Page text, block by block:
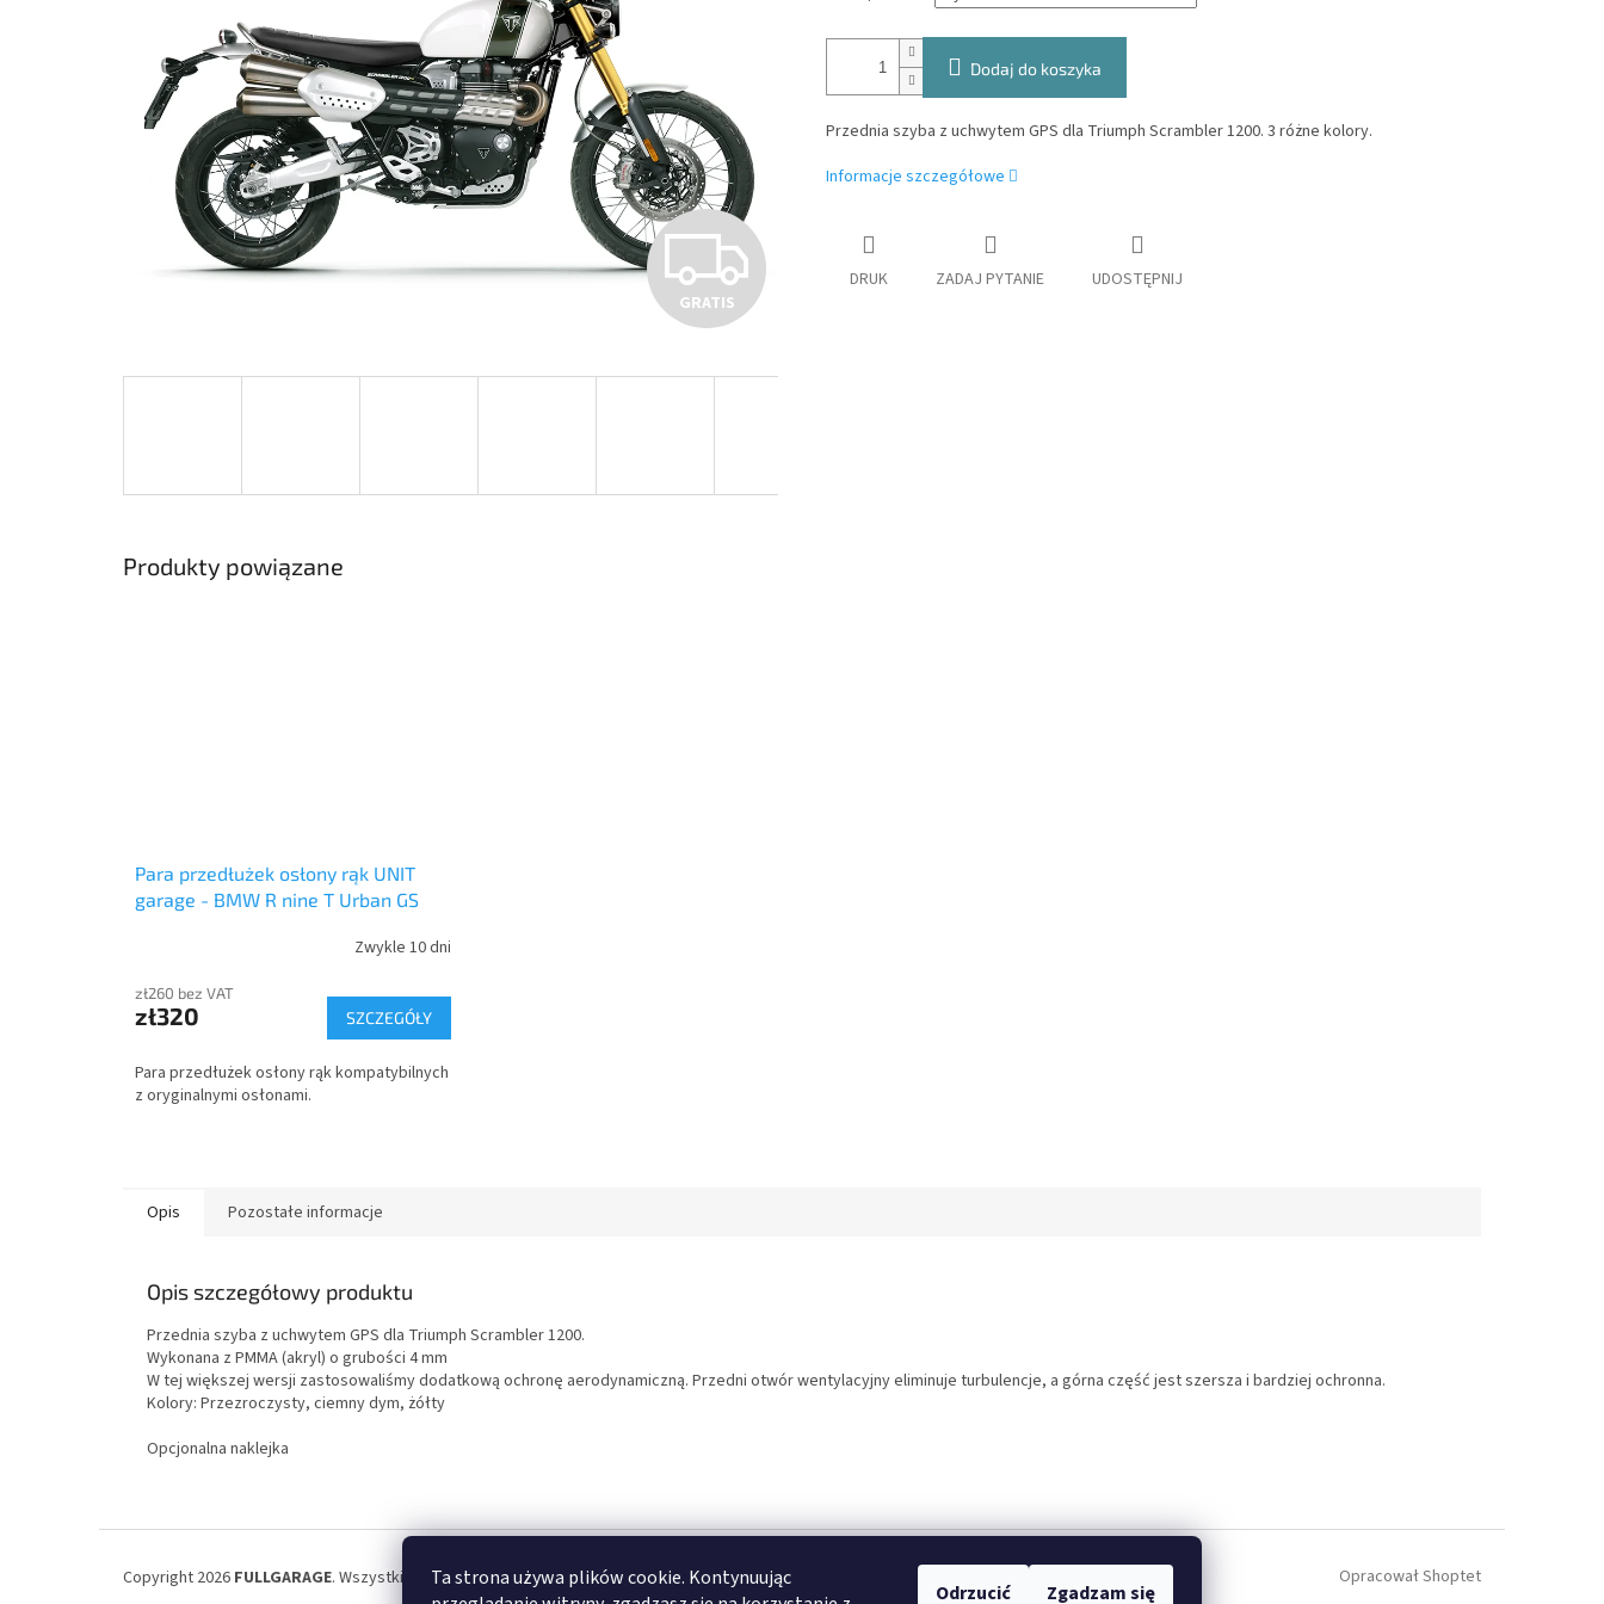
Ta strona używa plików cookie. Kontynuując
Odrzucić Zgadzam się
G
T
GRATIS
Dodaj do koszyka
Przednia szyba z uchwytem GPS dla Triumph Scrambler 1200. 3 różne kolory.
Informacje szczegółowe
DRUK ZADAJ PYTANIE UDOSTĘPNIJ
Produkty powiązane
Para przedłużek osłony rąk UNIT
garage - BMW R nine T Urban GS
Zwykle 10 dni
zł260 bez VAT
zł320 SZCZEGÓŁY
Para przedłużek osłony rąk kompatybilnych
z oryginalnymi osłonami.
Opis Pozostałe informacje
Opis szczegółowy produktu
Przednia szyba z uchwytem GPS dla Triumph Scrambler 1200.
Wykonana z PMMA (akryl) o grubości 4 mm
W tej większej wersji zastosowaliśmy dodatkową ochronę aerodynamiczną. Przedni otwór wentylacyjny eliminuje turbulencje, a górna część jest szersza i bardziej ochronna.
Kolory: Przezroczysty, ciemny dym, żółty
Opcjonalna naklejka
Opracował Shoptet
Copyright 2026 FULLGARAGE. Wszystkie prawa zastrzeżone.